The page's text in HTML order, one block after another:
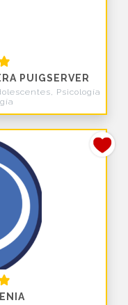
PUIGSERVER
Psicología